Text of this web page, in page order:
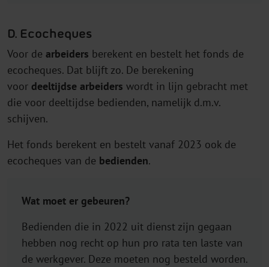
D. Ecocheques
Voor de arbeiders berekent en bestelt het fonds de
ecocheques. Dat blijft zo. De berekening
voor deeltijdse arbeiders wordt in lijn gebracht met
die voor deeltijdse bedienden, namelijk d.m.v.
schijven.
Het fonds berekent en bestelt vanaf 2023 ook de
ecocheques van de bedienden.
Wat moet er gebeuren?
Bedienden die in 2022 uit dienst zijn gegaan
hebben nog recht op hun pro rata ten laste van
de werkgever. Deze moeten nog besteld worden.